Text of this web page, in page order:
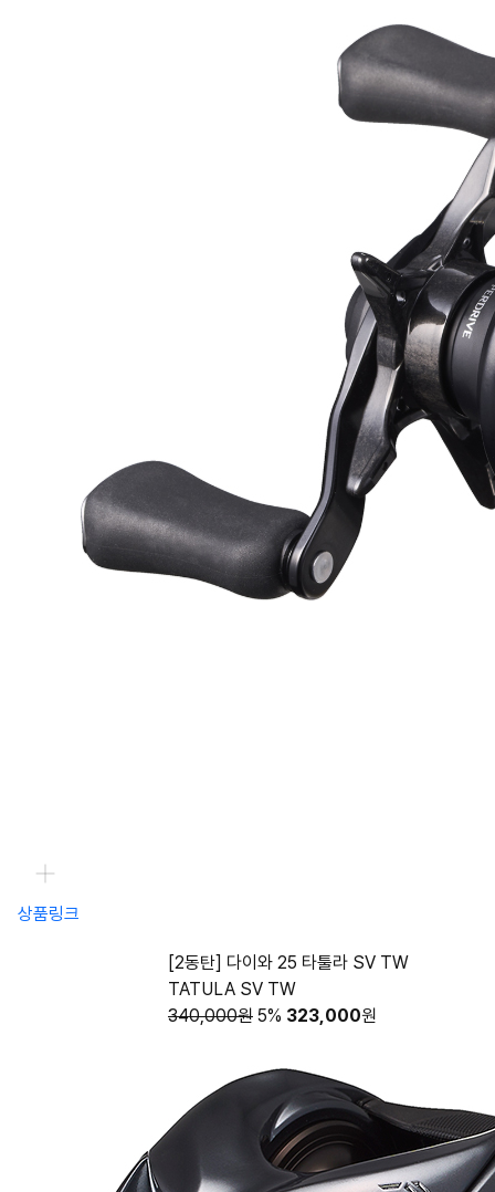
상품링크
[2동탄] 다이와 25 타툴라 SV TW
TATULA SV TW
340,000원 5% 323,000원